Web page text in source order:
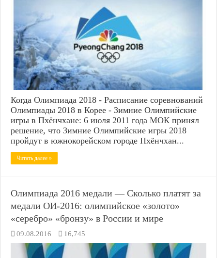
Когда Олимпиада 2018 - Расписание соревнований
Олимпиады 2018 в Корее - Зимние Олимпийские
игры в Пхёнчхане: 6 июля 2011 года МОК принял
решение, что Зимние Олимпийские игры 2018
пройдут в южнокорейском городе Пхёнчхан...
Читать далее »
Олимпиада 2016 медали — Сколько платят за
медали ОИ-2016: олимпийское «золото»
«серебро» «бронзу» в России и мире
09.08.2016 16,745